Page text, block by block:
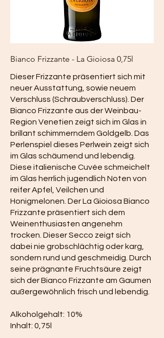
Bianco Frizzante - La Gioiosa 0,75l
Dieser Frizzante präsentiert sich mit
neuer Ausstattung, sowie neuem
Verschluss (Schraubverschluss). Der
Bianco Frizzante aus der Weinbau-
Region Venetien zeigt sich im Glas in
brillant schimmerndem Goldgelb. Das
Perlenspiel dieses Perlwein zeigt sich
im Glas schäumend und lebendig.
Diese italienische Cuvée schmeichelt
im Glas herrlich jugendlich Noten von
reifer Apfel, Veilchen und
Honigmelonen. Der La Gioiosa Bianco
Frizzante präsentiert sich dem
Weinenthusiasten angenehm
trocken. Dieser Secco zeigt sich
dabei nie grobschlächtig oder karg,
sondern rund und geschmeidig. Durch
seine prägnante Fruchtsäure zeigt
sich der Bianco Frizzante am Gaumen
außergewöhnlich frisch und lebendig.
Alkoholgehalt: 10%